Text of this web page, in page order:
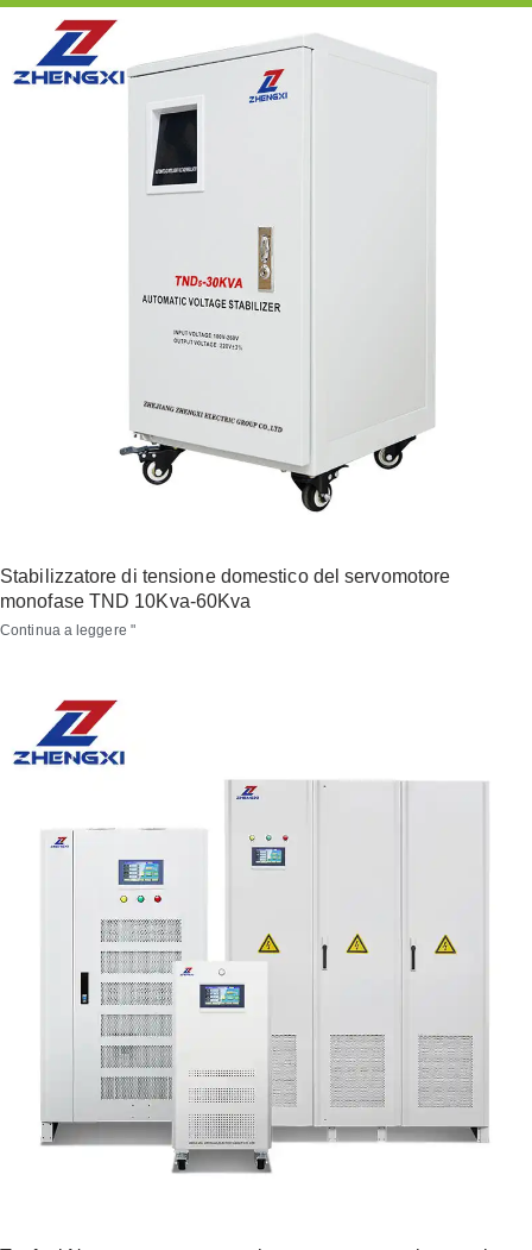
Stabilizzatore di tensione domestico del servomotore
monofase TND 10Kva-60Kva
Continua a leggere "